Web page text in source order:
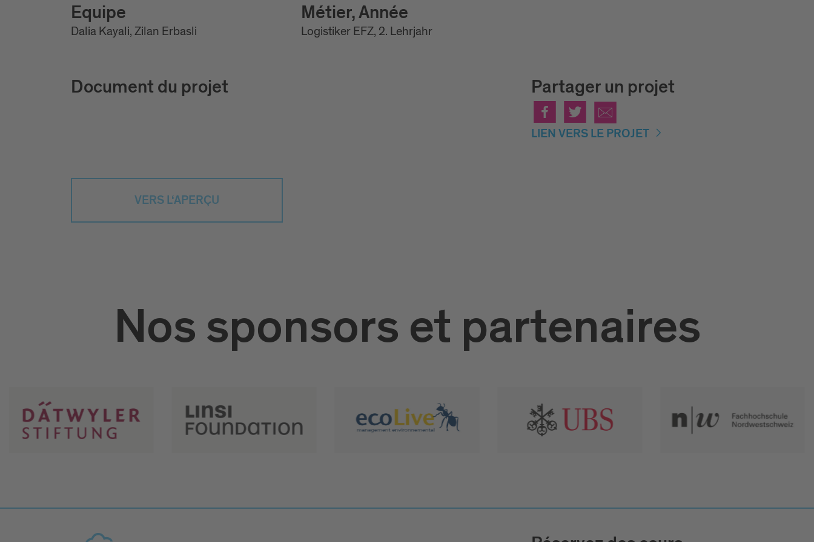
Equipe
Dalia Kayali, Zilan Erbasli
Métier, Année
Logistiker EFZ, 2. Lehrjahr
Document du projet Partager un projet
LIEN VERS LE PROJET
VERS L‘APERÇU
Nos sponsors et partenaires